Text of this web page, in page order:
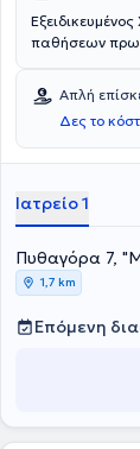
παθήσεων
Απλή
Δες το
Ιατρείο 1
Πυθαγόρα 7,
1,7 km
Επόμενη